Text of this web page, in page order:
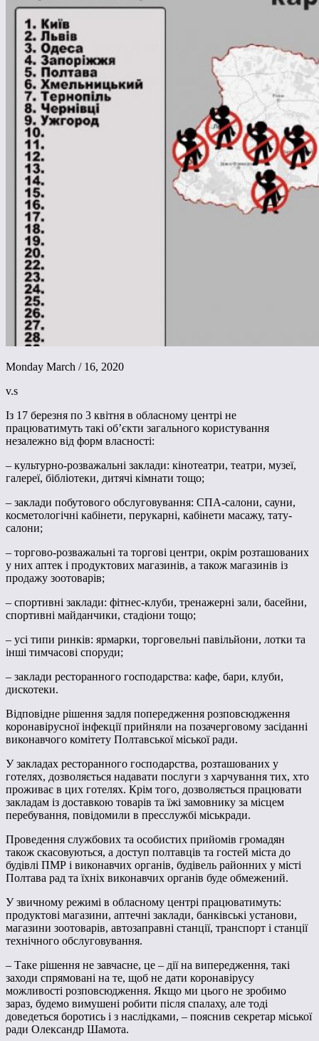
Monday March / 16, 2020
v.s
Із 17 березня по 3 квітня в обласному центрі не
працюватимуть такі об’єкти загального користування
незалежно від форм власності:
– культурно-розважальні заклади: кінотеатри, театри, музеї,
галереї, бібліотеки, дитячі кімнати тощо;
– заклади побутового обслуговування: СПА-салони, сауни,
косметологічні кабінети, перукарні, кабінети масажу, тату-
салони;
– торгово-розважальні та торгові центри, окрім розташованих
у них аптек і продуктових магазинів, а також магазинів із
продажу зоотоварів;
– спортивні заклади: фітнес-клуби, тренажерні зали, басейни,
спортивні майданчики, стадіони тощо;
– усі типи ринків: ярмарки, торговельні павільйони, лотки та
інші тимчасові споруди;
– заклади ресторанного господарства: кафе, бари, клуби,
дискотеки.
Відповідне рішення задля попередження розповсюдження
коронавірусної інфекції прийняли на позачерговому засіданні
виконавчого комітету Полтавської міської ради.
У закладах ресторанного господарства, розташованих у
готелях, дозволяється надавати послуги з харчування тих, хто
проживає в цих готелях. Крім того, дозволяється працювати
закладам із доставкою товарів та їжі замовнику за місцем
перебування, повідомили в пресслужбі міськради.
Проведення службових та особистих прийомів громадян
також скасовуються, а доступ полтавців та гостей міста до
будівлі ПМР і виконавчих органів, будівель районних у місті
Полтава рад та їхніх виконавчих органів буде обмежений.
У звичному режимі в обласному центрі працюватимуть:
продуктові магазини, аптечні заклади, банківські установи,
магазини зоотоварів, автозаправні станції, транспорт і станції
технічного обслуговування.
– Таке рішення не завчасне, це – дії на випередження, такі
заходи спрямовані на те, щоб не дати коронавірусу
можливості розповсюдження. Якщо ми цього не зробимо
зараз, будемо вимушені робити після спалаху, але тоді
доведеться боротись і з наслідками, – пояснив секретар міської
ради Олександр Шамота.